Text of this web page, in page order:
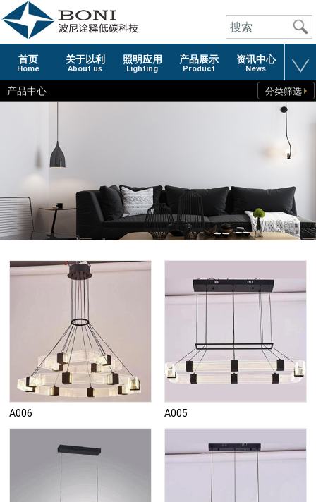
首页
Home
关于以利
About us
照明应用
Lighting
产品展示
Product
资讯中心
News
产品中心 分类筛选
A006 A005